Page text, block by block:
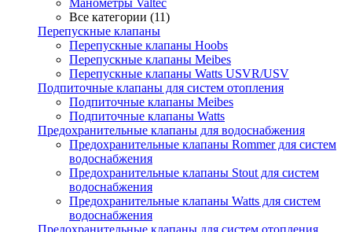
Манометры Valtec
Все категории (11)
Перепускные клапаны
Перепускные клапаны Hoobs
Перепускные клапаны Meibes
Перепускные клапаны Watts USVR/USV
Подпиточные клапаны для систем отопления
Подпиточные клапаны Meibes
Подпиточные клапаны Watts
Предохранительные клапаны для водоснабжения
Предохранительные клапаны Rommer для систем
водоснабжения
Предохранительные клапаны Stout для систем
водоснабжения
Предохранительные клапаны Watts для систем
водоснабжения
Предохранительные клапаны для систем отопления